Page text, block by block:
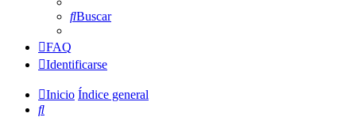
Buscar
FAQ
Identificarse
Inicio Índice general
Buscar